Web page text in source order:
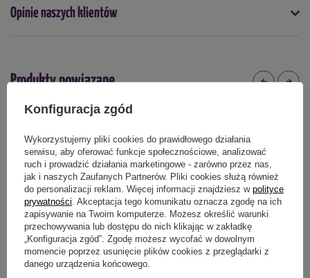
wrotycz),
Wystarczy wrzucać wszystko do zakopanego w ziemi
pracować będzie pompa.
Dzięki pracy pompy napowietrzającej gnojówka robi
sięszybko inie śmierdzi.
Bezpotrzebyrozcieńczania. Wystarczy
podciągnąć wążogrodowy albo wyciągnącpłyn wiadrem i od
razu podlewać działkę.
Opinie naszych klientów
Produkty powiązane
Konfiguracja zgód
Wykorzystujemy pliki cookies do prawidłowego działania
serwisu, aby oferować funkcje społecznościowe, analizować
ruch i prowadzić działania marketingowe - zarówno przez nas,
jak i naszych Zaufanych Partnerów. Pliki cookies służą również
do personalizacji reklam. Więcej informacji znajdziesz w polityce
prywatności . Akceptacja tego komunikatu oznacza zgodę na ich
zapisywanie na Twoim komputerze. Możesz określić warunki
przechowywania lub dostępu do nich klikając w zakładkę
„Konfiguracja zgód”. Zgodę możesz wycofać w dowolnym
momencie poprzez usunięcie plików cookies z przeglądarki z
danego urządzenia końcowego.